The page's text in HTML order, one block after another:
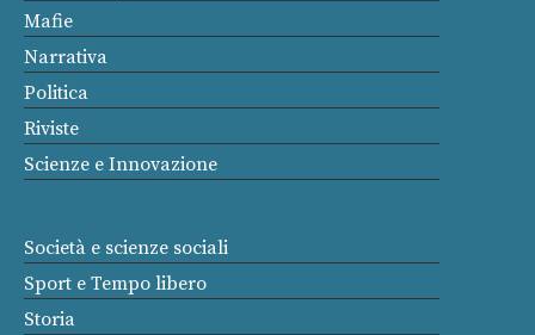
Mafie
Narrativa
Politica
Riviste
Scienze e Innovazione
Società e scienze sociali
Sport e Tempo libero
Storia